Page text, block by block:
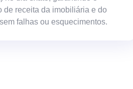
de receita da imobiliária e do
falhas ou esquecimentos.